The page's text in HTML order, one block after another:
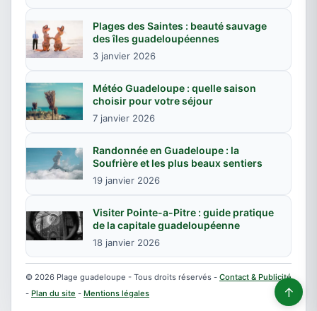
Plages des Saintes : beauté sauvage
des îles guadeloupéennes
3 janvier 2026
Météo Guadeloupe : quelle saison
choisir pour votre séjour
7 janvier 2026
Randonnée en Guadeloupe : la
Soufrière et les plus beaux sentiers
19 janvier 2026
Visiter Pointe-a-Pitre : guide pratique
de la capitale guadeloupéenne
18 janvier 2026
© 2026 Plage guadeloupe - Tous droits réservés - Contact & Publicité
- Plan du site - Mentions légales ↑